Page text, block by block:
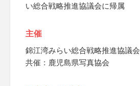
い総合戦略推進協議会に帰属
主催
錦江湾みらい総合戦略推進協議会
共催：鹿児島県写真協会